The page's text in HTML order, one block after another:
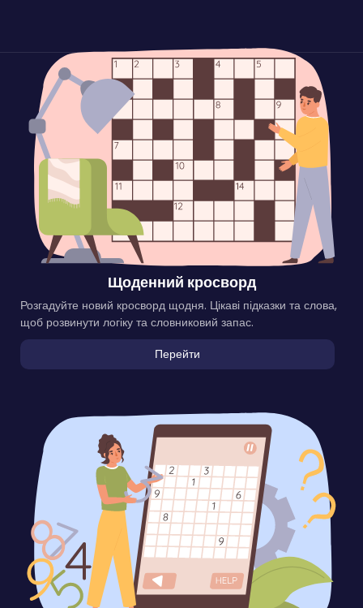
Щоденний кросворд
Розгадуйте новий кросворд щодня. Цікаві підказки та слова,
щоб розвинути логіку та словниковий запас.
Перейти